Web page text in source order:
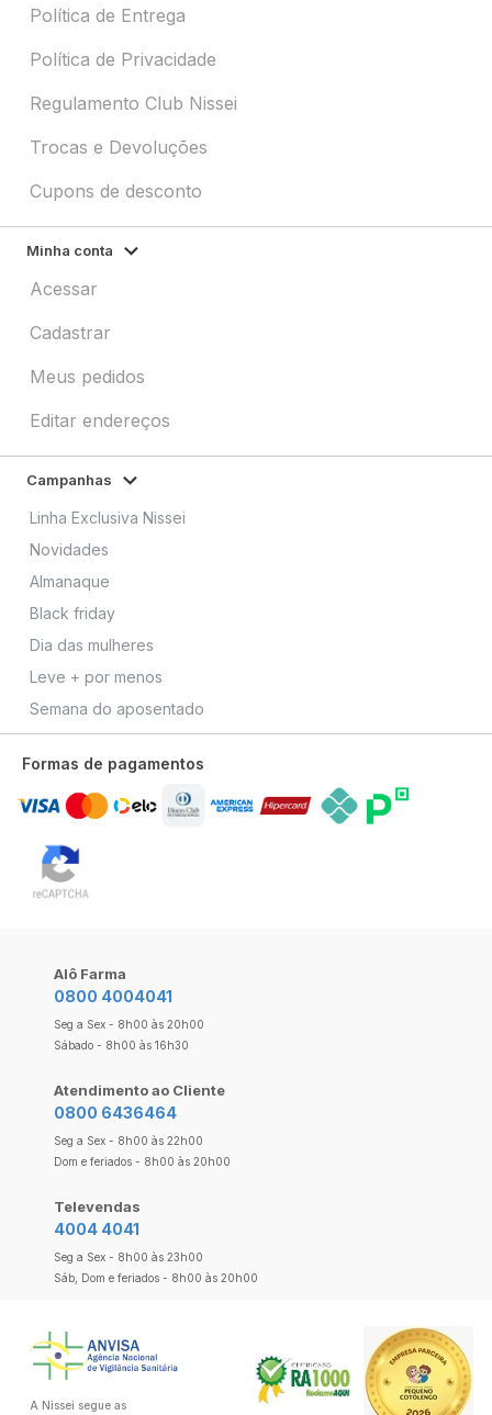
Política de Entrega
Política de Privacidade
Regulamento Club Nissei
Trocas e Devoluções
Cupons de desconto
Minha conta
Acessar
Cadastrar
Meus pedidos
Editar endereços
Campanhas
Linha Exclusiva Nissei
Novidades
Almanaque
Black friday
Dia das mulheres
Leve + por menos
Semana do aposentado
Formas de pagamentos
Alô Farma
0800 4004041
Seg a Sex - 8h00 às 20h00
Sábado - 8h00 às 16h30
Atendimento ao Cliente
0800 6436464
Seg a Sex - 8h00 às 22h00
Dom e feriados - 8h00 às 20h00
Televendas
4004 4041
Seg a Sex - 8h00 às 23h00
Sáb, Dom e feriados - 8h00 às 20h00
A Nissei segue as